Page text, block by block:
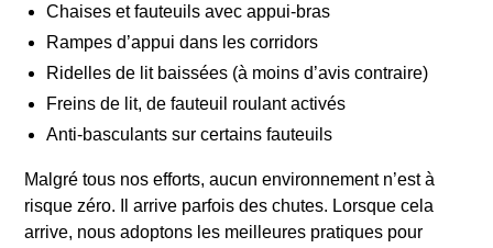
Chaises et fauteuils avec appui-bras
Rampes d’appui dans les corridors
Ridelles de lit baissées (à moins d’avis contraire)
Freins de lit, de fauteuil roulant activés
Anti-basculants sur certains fauteuils
Malgré tous nos efforts, aucun environnement n’est à
risque zéro. Il arrive parfois des chutes. Lorsque cela
arrive, nous adoptons les meilleures pratiques pour